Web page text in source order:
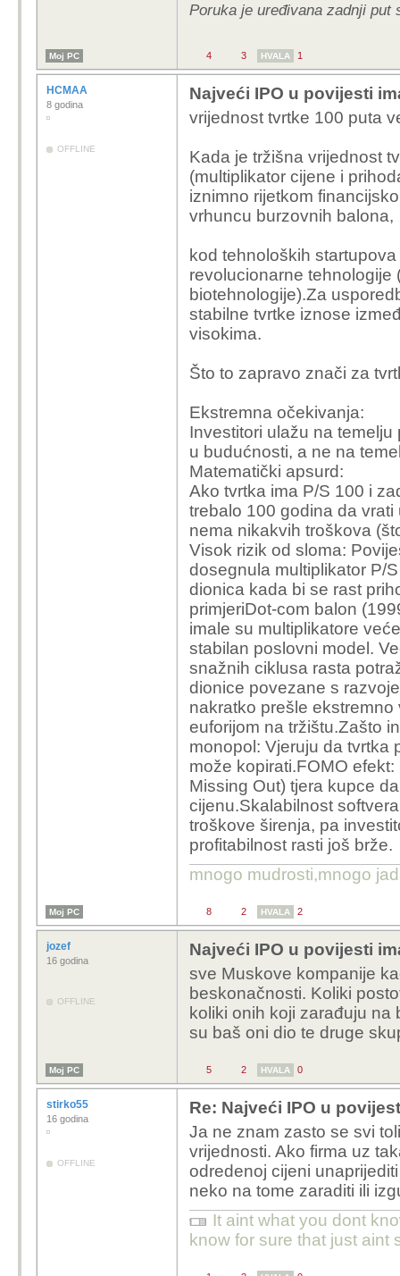
Poruka je uređivana zadnji put
Moj PC 4 3 HVALA 1
HCMAA
8 godina
OFFLINE
Najveći IPO u povijesti
vrijednost tvrtke 100 puta
Kada je tržišna vrijednost
(multiplikator cijene i
iznimno rijetkom
vrhuncu burzovnih balona,
kod tehnoloških
revolucionarne tehnologije
biotehnologije).Za
stabilne tvrtke iznose
visokima.
Što to zapravo znači za
Ekstremna očekivanja:
Investitori ulažu na
u budućnosti, a ne na
Matematički apsurd:
Ako tvrtka ima P/S 100 i
trebalo 100 godina da
nema nikakvih troškova
Visok rizik od sloma:
dosegnula multiplikator P/
dionica kada bi se rast
primjeriDot-com balon
imale su multiplikatore
stabilan poslovni model.
snažnih ciklusa rasta
dionice povezane s
nakratko prešle
euforijom na tržištu.Zašto
monopol: Vjeruju da tvrtka
može kopirati.FOMO
Missing Out) tjera kupce
cijenu.Skalabilnost
troškove širenja, pa
profitabilnost rasti još brže.
mnogo mudrosti,mnogo
Moj PC 8 2 HVALA 2
jozef
16 godina
OFFLINE
Najveći IPO u povijesti
sve Muskove kompanije
beskonačnosti. Koliki
koliki onih koji zarađuju
su baš oni dio te druge
Moj PC 5 2 HVALA 0
stirko55
16 godina
OFFLINE
Re: Najveći IPO u
Ja ne znam zasto se svi
vrijednosti. Ako firma uz
odredenoj cijeni
neko na tome zaraditi ili
It aint what you dont
know for sure that just aint